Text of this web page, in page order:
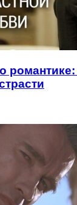
романтике: